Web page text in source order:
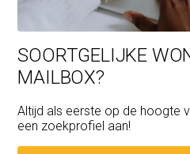
SOORTGELIJKE
MAILBOX?
Altijd als eerste op de hoogte
een zoekprofiel aan!